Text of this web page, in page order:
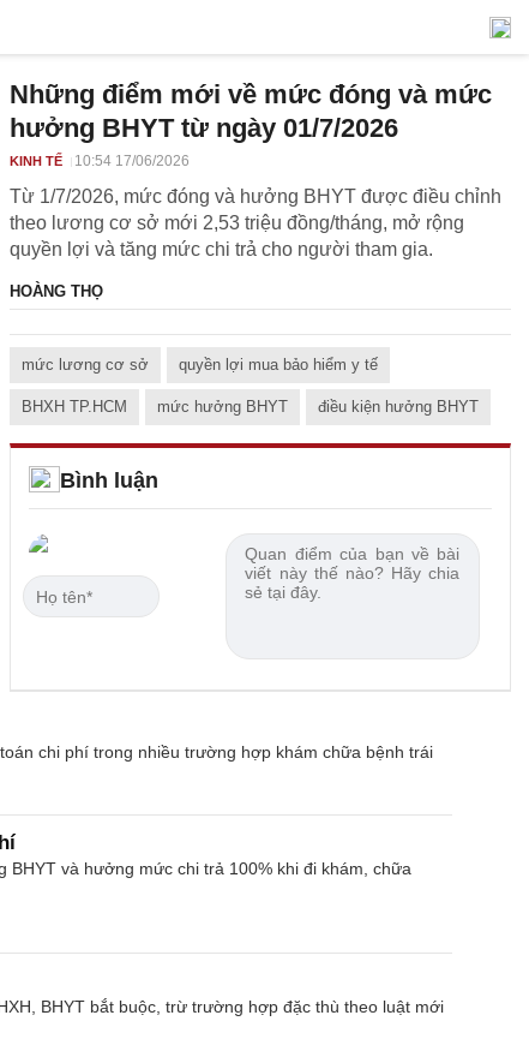
Những điểm mới về mức đóng và mức
hưởng BHYT từ ngày 01/7/2026
KINH TẾ 10:54 17/06/2026
Từ 1/7/2026, mức đóng và hưởng BHYT được điều chỉnh
theo lương cơ sở mới 2,53 triệu đồng/tháng, mở rộng
quyền lợi và tăng mức chi trả cho người tham gia.
HOÀNG THỌ
mức lương cơ sở quyền lợi mua bảo hiểm y tế
BHXH TP.HCM mức hưởng BHYT điều kiện hưởng BHYT
Bình luận
chi phí trong nhiều trường hợp khám chữa bệnh trái
và hưởng mức chi trả 100% khi đi khám, chữa
BHYT bắt buộc, trừ trường hợp đặc thù theo luật mới